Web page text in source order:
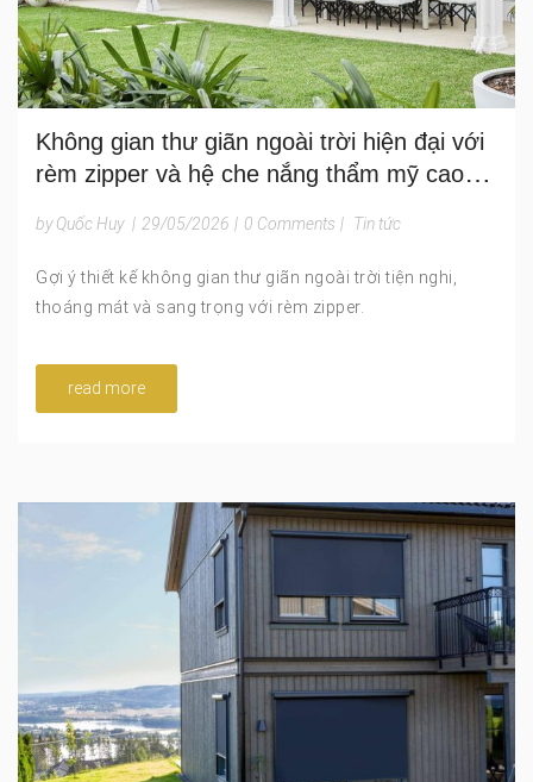
Không gian thư giãn ngoài trời hiện đại với
rèm zipper và hệ che nắng thẩm mỹ cao
by Quốc Huy | 29/05/2026 | 0 Comments | Tin tức
Gợi ý thiết kế không gian thư giãn ngoài trời tiện nghi,
thoáng mát và sang trọng với rèm zipper.
read more